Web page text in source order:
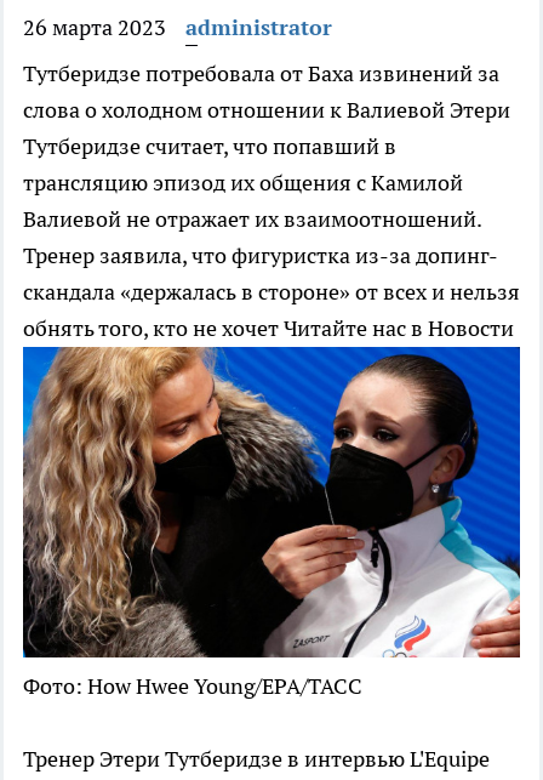
26 марта 2023
administrator
Тутберидзе потребовала от Баха извинений за
слова о холодном отношении к Валиевой Этери
Тутберидзе считает, что попавший в
трансляцию эпизод их общения с Камилой
Валиевой не отражает их взаимоотношений.
Тренер заявила, что фигуристка из-за допинг-
скандала «держалась в стороне» от всех и нельзя
обнять того, кто не хочетЧитайте нас в Новости
Фото: How Hwee Young/EPA/ТАСС
Тренер Этери Тутберидзе в интервью L'Equipe